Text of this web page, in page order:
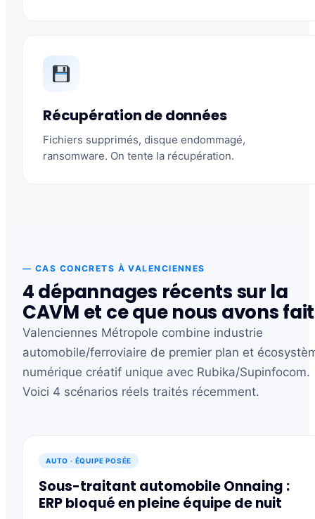
Récupération de données
Fichiers supprimés, disque endommagé,
ransomware. On tente la récupération.
— CAS CONCRETS À VALENCIENNES
4 dépannages récents sur la
CAVM et ce que nous avons fait
Valenciennes Métropole combine industrie
automobile/ferroviaire de premier plan et
numérique créatif unique avec Rubika/Supinfocom.
Voici 4 scénarios réels traités récemment.
AUTO · ÉQUIPE POSÉE
Sous-traitant automobile Onnaing :
ERP bloqué en pleine équipe de nuit